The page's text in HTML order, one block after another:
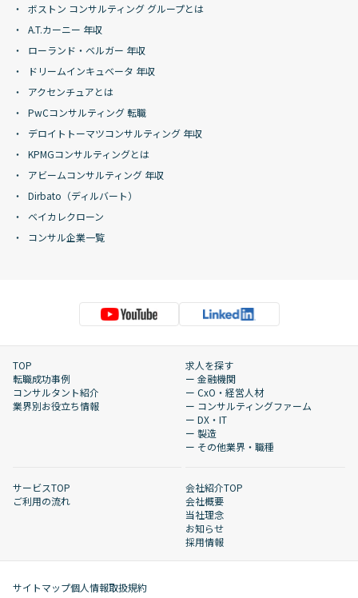
ボストン コンサルティング グループとは
A.T.カーニー 年収
ローランド・ベルガー 年収
ドリームインキュベータ 年収
アクセンチュアとは
PwCコンサルティング 転職
デロイトトーマツコンサルティング 年収
KPMGコンサルティングとは
アビームコンサルティング 年収
Dirbato（ディルバート）
ベイカレクローン
コンサル企業一覧
TOP
転職成功事例
コンサルタント紹介
業界別お役立ち情報
求人を探す
ー 金融機関
ー CxO・経営人材
ー コンサルティングファーム
ー DX・IT
ー 製造
ー その他業界・職種
サービスTOP
ご利用の流れ
会社紹介TOP
会社概要
当社理念
お知らせ
採用情報
サイトマップ個人情報取扱規約